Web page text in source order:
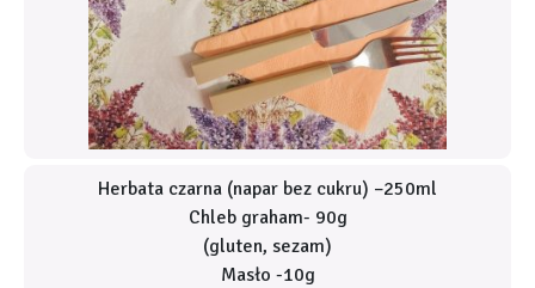
Herbata czarna (napar bez cukru) –250ml
Chleb graham- 90g
(gluten, sezam)
Masło -10g